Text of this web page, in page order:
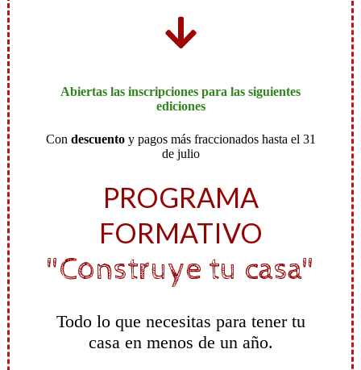
Abiertas las inscripciones para las siguientes
ediciones
Con descuento y pagos más fraccionados hasta el 31
de julio
PROGRAMA
FORMATIVO
"Construye tu casa"
Todo lo que necesitas para tener tu
casa en menos de un año.